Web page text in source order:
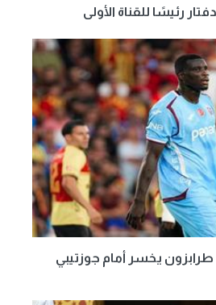
رئيسًا للقناة الأولى
يخسر أمام جوزتيبي